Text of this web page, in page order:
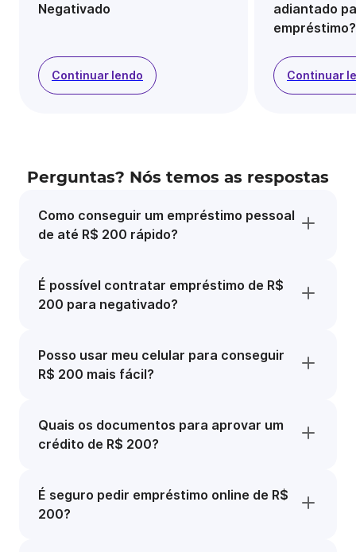
Negativado
Continuar lendo
adiantado
empréstimo?
Continuar
Perguntas? Nós temos as respostas
Como conseguir um empréstimo pessoal
de até R$ 200 rápido?
É possível contratar empréstimo de R$
200 para negativado?
Posso usar meu celular para conseguir
R$ 200 mais fácil?
Quais os documentos para aprovar um
crédito de R$ 200?
É seguro pedir empréstimo online de R$
200?